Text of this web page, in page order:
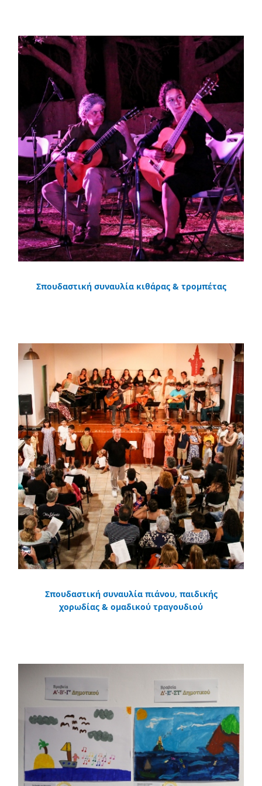
Σπουδαστική συναυλία κιθάρας & τρομπέτας
Σπουδαστική συναυλία πιάνου, παιδικής
χορωδίας & ομαδικού τραγουδιού